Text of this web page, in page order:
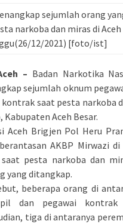
sejumlah orang
narkoba dan miras di Aceh
12/2021) [foto/ist]
– Badan Narkotika
sejumlah oknum
kontrak saat pesta narkoba
Aceh Besar.
Aceh Brigjen Pol Heru
AKBP Mirwazi di
pesta narkoba dan
yang ditangkap.
beberapa orang di
dan pegawai
tiga di antaranya